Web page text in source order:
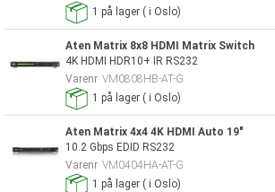
1 på lager ( i Oslo)
Aten Matrix 8x8 HDMI Matrix Switch
4K HDMI HDR10+ IR RS232
Varenr VM0808HB-AT-G
1 på lager ( i Oslo)
Aten Matrix 4x4 4K HDMI Auto 19"
10.2 Gbps EDID RS232
Varenr VM0404HA-AT-G
1 på lager ( i Oslo)